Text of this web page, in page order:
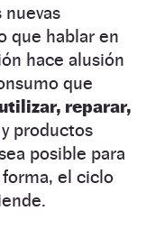
nuevas
que hablar en
hace alusión
que
reparar,
y productos
posible para
el ciclo